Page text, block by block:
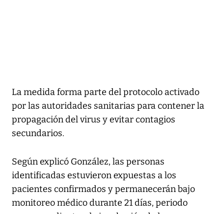
La medida forma parte del protocolo activado
por las autoridades sanitarias para contener la
propagación del virus y evitar contagios
secundarios.
Según explicó González, las personas
identificadas estuvieron expuestas a los
pacientes confirmados y permanecerán bajo
monitoreo médico durante 21 días, periodo